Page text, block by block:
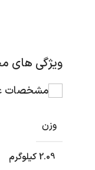
ویژگی های
مشخصات
وزن
2.09 کیلوگرم